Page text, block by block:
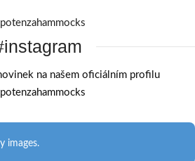
na našem oficiálním profilu
images.